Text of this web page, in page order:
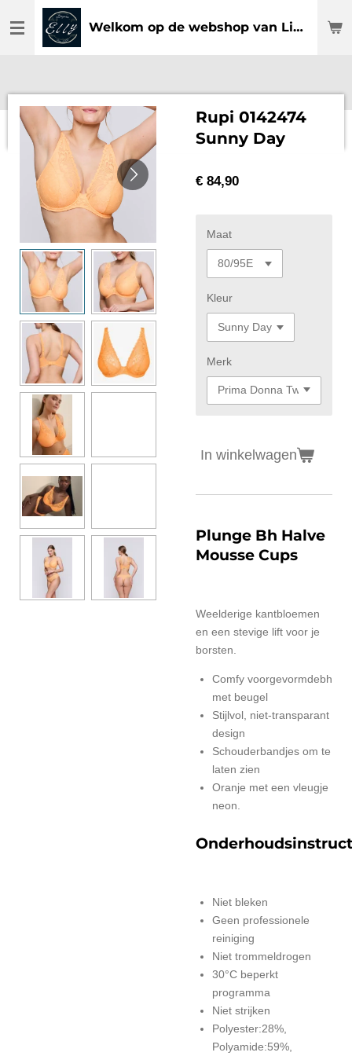
direct
Welkom op de webshop van Lingerie Elly
Rupi 0142474
Sunny Day
€ 84,90
Maat
Kleur
Merk
In winkelwagen
Plunge Bh Halve
Mousse Cups
Weelderige kantbloemen
en een stevige lift voor je
borsten.
Comfy voorgevormdebh
met beugel
Stijlvol, niet-transparant
design
Schouderbandjes om te
laten zien
Oranje met een vleugje
neon.
Niet bleken
Geen professionele
reiniging
Niet trommeldrogen
30°C beperkt
programma
Niet strijken
Polyester:28%,
Polyamide:59%,